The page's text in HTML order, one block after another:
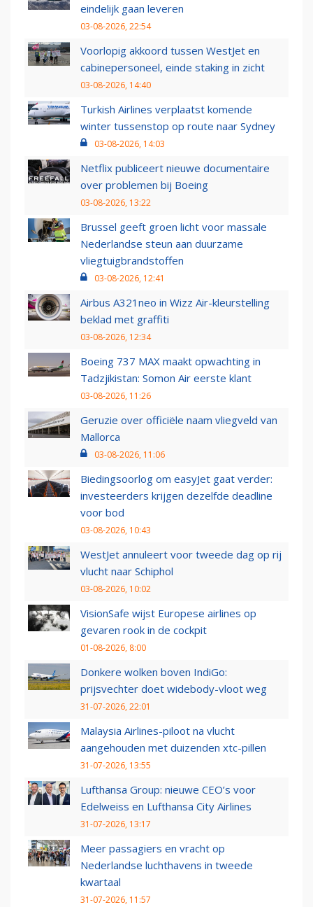
eindelijk gaan leveren
03-08-2026, 22:54
Voorlopig akkoord tussen WestJet en
cabinepersoneel, einde staking in zicht
03-08-2026, 14:40
Turkish Airlines verplaatst komende
winter tussenstop op route naar Sydney
03-08-2026, 14:03
Netflix publiceert nieuwe documentaire
over problemen bij Boeing
03-08-2026, 13:22
Brussel geeft groen licht voor massale
Nederlandse steun aan duurzame
vliegtuigbrandstoffen
03-08-2026, 12:41
Airbus A321neo in Wizz Air-kleurstelling
beklad met graffiti
03-08-2026, 12:34
Boeing 737 MAX maakt opwachting in
Tadzjikistan: Somon Air eerste klant
03-08-2026, 11:26
Geruzie over officiële naam vliegveld van
Mallorca
03-08-2026, 11:06
Biedingsoorlog om easyJet gaat verder:
investeerders krijgen dezelfde deadline
voor bod
03-08-2026, 10:43
WestJet annuleert voor tweede dag op rij
vlucht naar Schiphol
03-08-2026, 10:02
VisionSafe wijst Europese airlines op
gevaren rook in de cockpit
01-08-2026, 8:00
Donkere wolken boven IndiGo:
prijsvechter doet widebody-vloot weg
31-07-2026, 22:01
Malaysia Airlines-piloot na vlucht
aangehouden met duizenden xtc-pillen
31-07-2026, 13:55
Lufthansa Group: nieuwe CEO’s voor
Edelweiss en Lufthansa City Airlines
31-07-2026, 13:17
Meer passagiers en vracht op
Nederlandse luchthavens in tweede
kwartaal
31-07-2026, 11:57